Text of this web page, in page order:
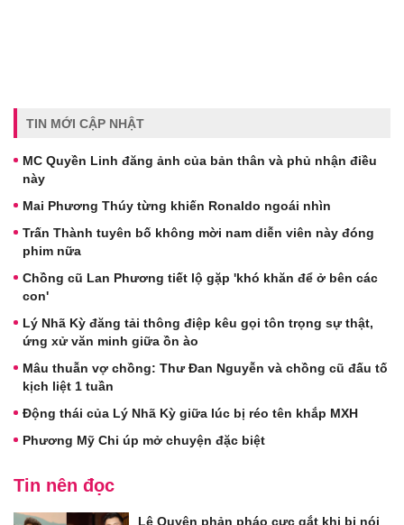
TIN MỚI CẬP NHẬT
MC Quyền Linh đăng ảnh của bản thân và phủ nhận điều
này
Mai Phương Thúy từng khiến Ronaldo ngoái nhìn
Trấn Thành tuyên bố không mời nam diễn viên này đóng
phim nữa
Chồng cũ Lan Phương tiết lộ gặp 'khó khăn để ở bên các
con'
Lý Nhã Kỳ đăng tải thông điệp kêu gọi tôn trọng sự thật,
ứng xử văn minh giữa ồn ào
Mâu thuẫn vợ chồng: Thư Đan Nguyễn và chồng cũ đấu tố
kịch liệt 1 tuần
Động thái của Lý Nhã Kỳ giữa lúc bị réo tên khắp MXH
Phương Mỹ Chi úp mở chuyện đặc biệt
Tin nên đọc
Lệ Quyên phản pháo cực gắt khi bị nói